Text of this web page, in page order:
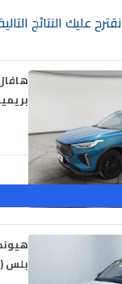
نقترح عليك النتائج
بلس (